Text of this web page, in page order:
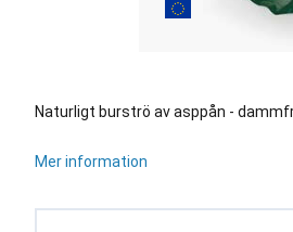
Naturligt burströ av asppån -
Mer information